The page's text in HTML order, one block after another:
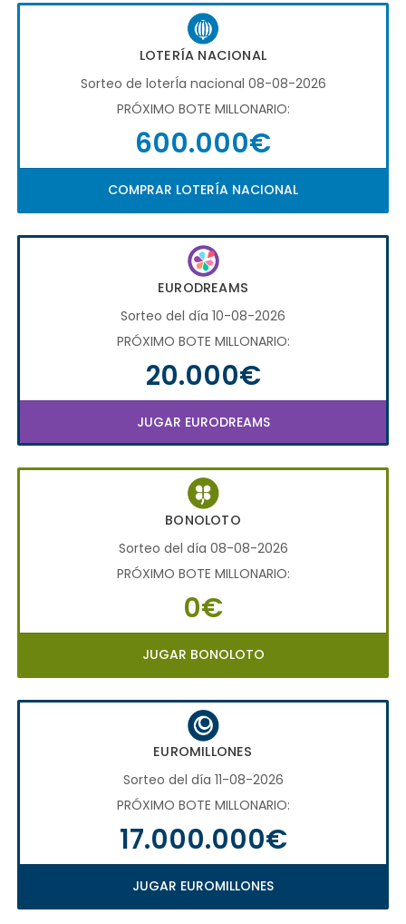
LOTERÍA NACIONAL
Sorteo de loterÍa nacional 08-08-2026
PRÓXIMO BOTE MILLONARIO:
600.000€
COMPRAR LOTERÍA NACIONAL
EURODREAMS
Sorteo del día 10-08-2026
PRÓXIMO BOTE MILLONARIO:
20.000€
JUGAR EURODREAMS
BONOLOTO
Sorteo del día 08-08-2026
PRÓXIMO BOTE MILLONARIO:
0€
JUGAR BONOLOTO
EUROMILLONES
Sorteo del día 11-08-2026
PRÓXIMO BOTE MILLONARIO:
17.000.000€
JUGAR EUROMILLONES